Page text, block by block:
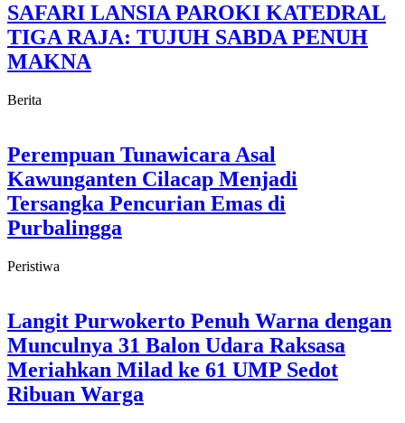
SAFARI LANSIA PAROKI KATEDRAL
TIGA RAJA: TUJUH SABDA PENUH
MAKNA
Berita
Perempuan Tunawicara Asal
Kawunganten Cilacap Menjadi
Tersangka Pencurian Emas di
Purbalingga
Peristiwa
Langit Purwokerto Penuh Warna dengan
Munculnya 31 Balon Udara Raksasa
Meriahkan Milad ke 61 UMP Sedot
Ribuan Warga